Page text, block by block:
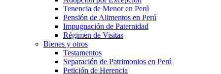
Tenencia de Menor en Perú
Pensión de Alimentos en Perú
Impugnación de Paternidad
Régimen de Visitas
Bienes y otros
Testamentos
Separación de Patrimonios en Perú
Petición de Herencia